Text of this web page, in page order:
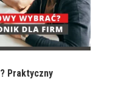
Praktyczny